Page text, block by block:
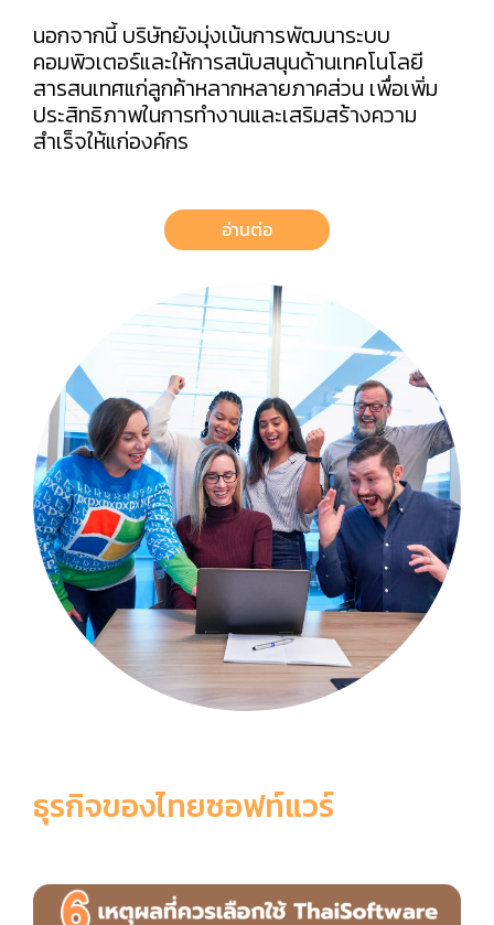
นอกจากนี้ บริษัทยังมุ่งเน้นการพัฒนาระบบ
คอมพิวเตอร์และให้การสนับสนุนด้านเทคโนโลยี
สารสนเทศแก่ลูกค้าหลากหลายภาคส่วน เพื่อเพิ่ม
ประสิทธิภาพในการทำงานและเสริมสร้างความ
สำเร็จให้แก่องค์กร
อ่านต่อ
ธุรกิจของไทยซอฟท์แวร์